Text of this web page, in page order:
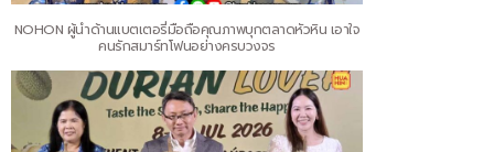
NOHON ผู้นำด้านแบตเตอรี่มือถือคุณภาพบุกตลาดหัวหิน เอาใจ
คนรักสมาร์ทโฟนอย่างครบวงจร